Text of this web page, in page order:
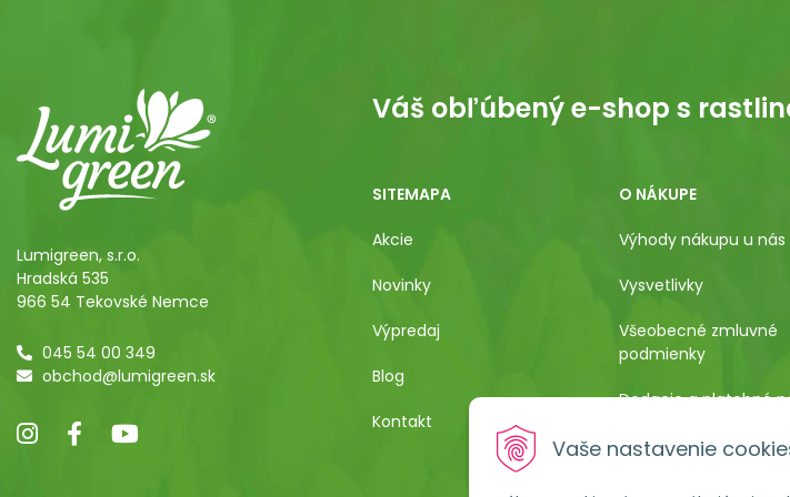
Vaše nastavenie
Lumigreen, s.r.o.
Hradská 535
966 54 Tekovské Nemce
045 54 00 349
obchod@lumigreen.sk
Váš obľúbený e-shop s
SITEMAPA
Akcie
Novinky
Výpredaj
Blog
Kontakt
O NÁKUPE
Výhody nákupu u nás
Vysvetlivky
Všeobecné zmluvné
podmienky
Dodacie a platobné
Pestovateľský
Poučenie o uplatnení